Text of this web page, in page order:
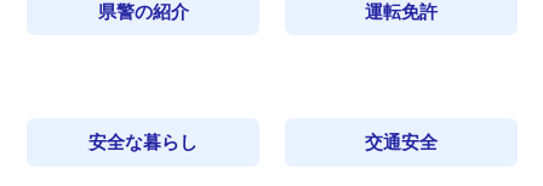
県警の紹介 運転免許
安全な暮らし 交通安全